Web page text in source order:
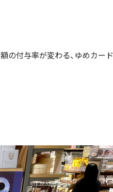
の付与率が変わる、ゆめカード